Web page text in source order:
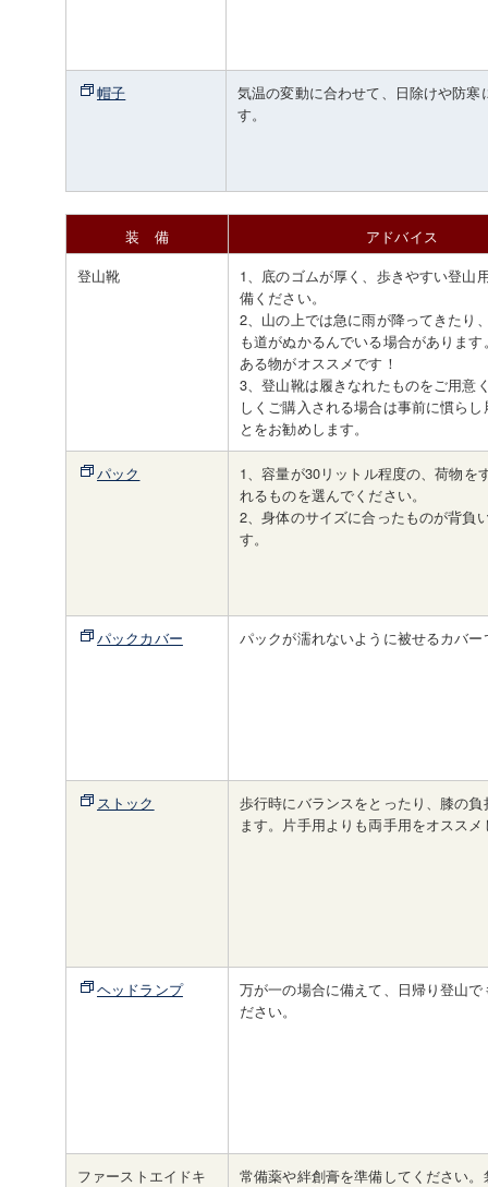
帽子
気温の変動に合わせて、日除けや防寒
す。
装 備
アドバイス
登山靴
1、底のゴムが厚く、歩きやすい登山
備ください。
2、山の上では急に雨が降ってきたり
も道がぬかるんでいる場合がありま
ある物がオススメです！
3、登山靴は履きなれたものをご用意
しくご購入される場合は事前に慣ら
とをお勧めします。
パック
1、容量が30リットル程度の、荷物を
れるものを選んでください。
2、身体のサイズに合ったものが背負
す。
パックカバー パックが濡れないように被せるカバー
ストック
歩行時にバランスをとったり、膝の
ます。片手用よりも両手用をオスス
ヘッドランプ
万が一の場合に備えて、日帰り登山
ださい。
ファーストエイドキ
常備薬や絆創膏を準備してください